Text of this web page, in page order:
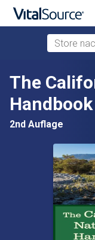
Zum Hauptinhalt
Store
The
Handbook
2nd Auflage